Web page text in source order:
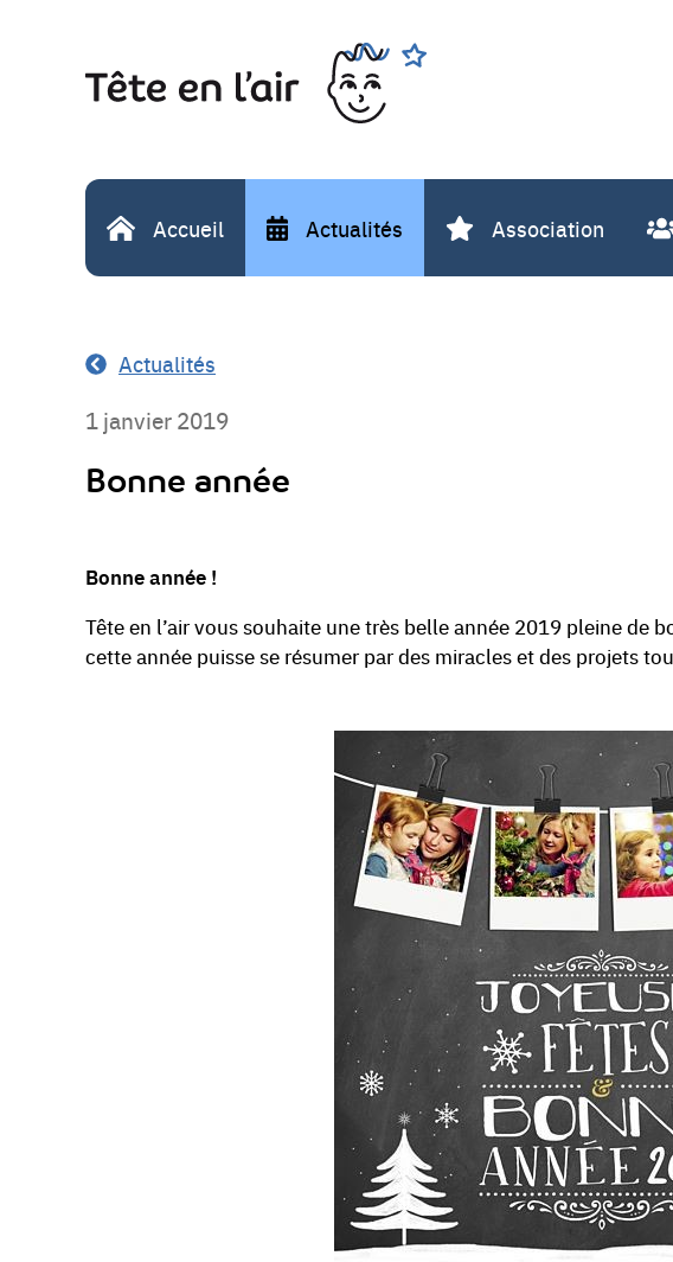
contenu
Accueil Actualités Association
Actualités
1 janvier 2019
Bonne année
Bonne année !
Tête en l’air vous souhaite une très belle année 2019 pleine de
cette année puisse se résumer par des miracles et des projets